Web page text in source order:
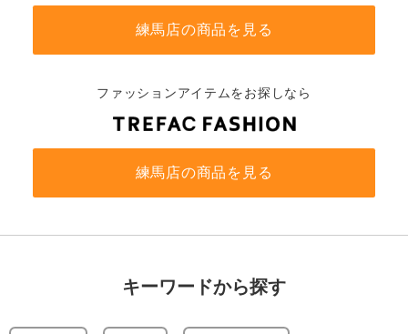
練馬店の商品を見る
ファッションアイテムをお探しなら
練馬店の商品を見る
キーワードから探す